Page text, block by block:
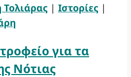
Τολιάρας | Ιστορίες |
για τα
Νότιας